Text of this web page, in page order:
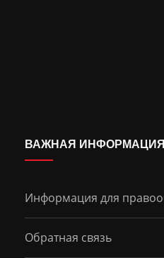
ВАЖНАЯ ИНФОРМАЦИЯ
Информация для
Обратная связь